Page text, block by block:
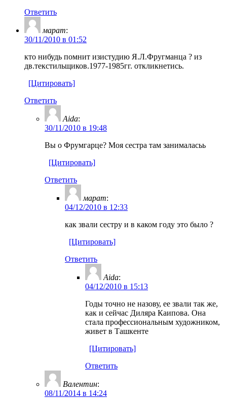
Ответить
марат:
30/11/2010 в 01:52
кто нибудь помнит изистудию Я.Л.Фругманца ? из
дв.текстильщиков.1977-1985гг. откликнетись.
[Цитировать]
Ответить
Aida:
30/11/2010 в 19:48
Вы о Фрумгарце? Моя сестра там занималасьь
[Цитировать]
Ответить
марат:
04/12/2010 в 12:33
как звали сестру и в каком году это было ?
[Цитировать]
Ответить
Aida:
04/12/2010 в 15:13
Годы точно не назову, ее звали так же,
как и сейчас Диляра Каипова. Она
стала профессиональным художником,
живет в Ташкенте
[Цитировать]
Ответить
Валентин:
08/11/2014 в 14:24